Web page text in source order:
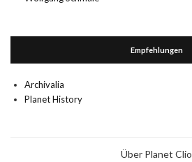
Empfehlungen
Archivalia
Planet History
Über Planet Clio